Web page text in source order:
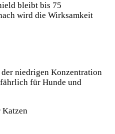
bleibt bis 75
wird die Wirksamkeit
niedrigen Konzentration
für Hunde und
Katzen